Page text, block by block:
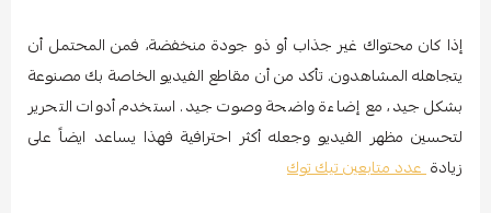
إذا كان محتواك غير جذاب أو ذو جودة منخفضة، فمن المحتمل أن
يتجاهله المشاهدون. تأكد من أن مقاطع الفيديو الخاصة بك مصنوعة
بشكل جيد، مع إضاءة واضحة وصوت جيد. استخدم أدوات التحرير
لتحسين مظهر الفيديو وجعله أكثر احترافية فهذا يساعد ايضاً على
زيادةعدد متابعين تيك توك